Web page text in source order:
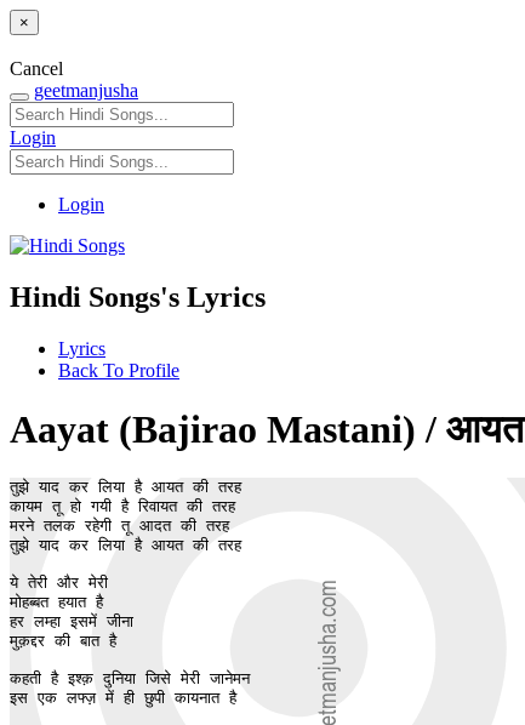
×
Cancel
geetmanjusha
Login
Login
Hindi Songs's Lyrics
Lyrics
Back To Profile
Aayat (Bajirao Mastani) / आयत
तुझे याद कर लिया है आयत की तरह
कायम तू हो गयी है रिवायत की तरह
मरने तलक रहेगी तू आदत की तरह
तुझे याद कर लिया है आयत की तरह
ये तेरी और मेरी
मोहब्बत हयात है
हर लम्हा इसमें जीना
मुक़द्दर की बात है
कहती है इश्क़ दुनिया जिसे मेरी जानेमन
इस एक लफ्ज़ में ही छुपी कायनात है